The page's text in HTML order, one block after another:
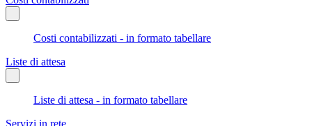
Costi contabilizzati - in formato tabellare
Liste di attesa
Liste di attesa - in formato tabellare
Servizi in rete